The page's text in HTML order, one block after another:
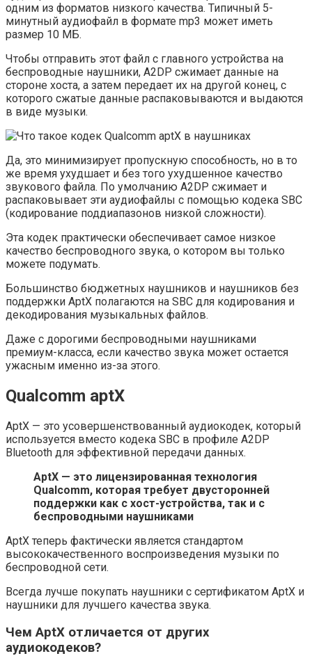
одним из форматов низкого качества. Типичный 5-
минутный аудиофайл в формате mp3 может иметь
размер 10 МБ.
Чтобы отправить этот файл с главного устройства на
беспроводные наушники, A2DP сжимает данные на
стороне хоста, а затем передает их на другой конец, с
которого сжатые данные распаковываются и выдаются
в виде музыки.
Да, это минимизирует пропускную способность, но в то
же время ухудшает и без того ухудшенное качество
звукового файла. По умолчанию A2DP сжимает и
распаковывает эти аудиофайлы с помощью кодека SBC
(кодирование поддиапазонов низкой сложности).
Эта кодек практически обеспечивает самое низкое
качество беспроводного звука, о котором вы только
можете подумать.
Большинство бюджетных наушников и наушников без
поддержки AptX полагаются на SBC для кодирования и
декодирования музыкальных файлов.
Даже с дорогими беспроводными наушниками
премиум-класса, если качество звука может остается
ужасным именно из-за этого.
Qualcomm aptX
AptX — это усовершенствованный аудиокодек, который
используется вместо кодека SBC в профиле A2DP
Bluetooth для эффективной передачи данных.
AptX — это лицензированная технология
Qualcomm, которая требует двусторонней
поддержки как с хост-устройства, так и с
беспроводными наушниками
AptX теперь фактически является стандартом
высококачественного воспроизведения музыки по
беспроводной сети.
Всегда лучше покупать наушники с сертификатом AptX и
наушники для лучшего качества звука.
Чем AptX отличается от других
аудиокодеков?